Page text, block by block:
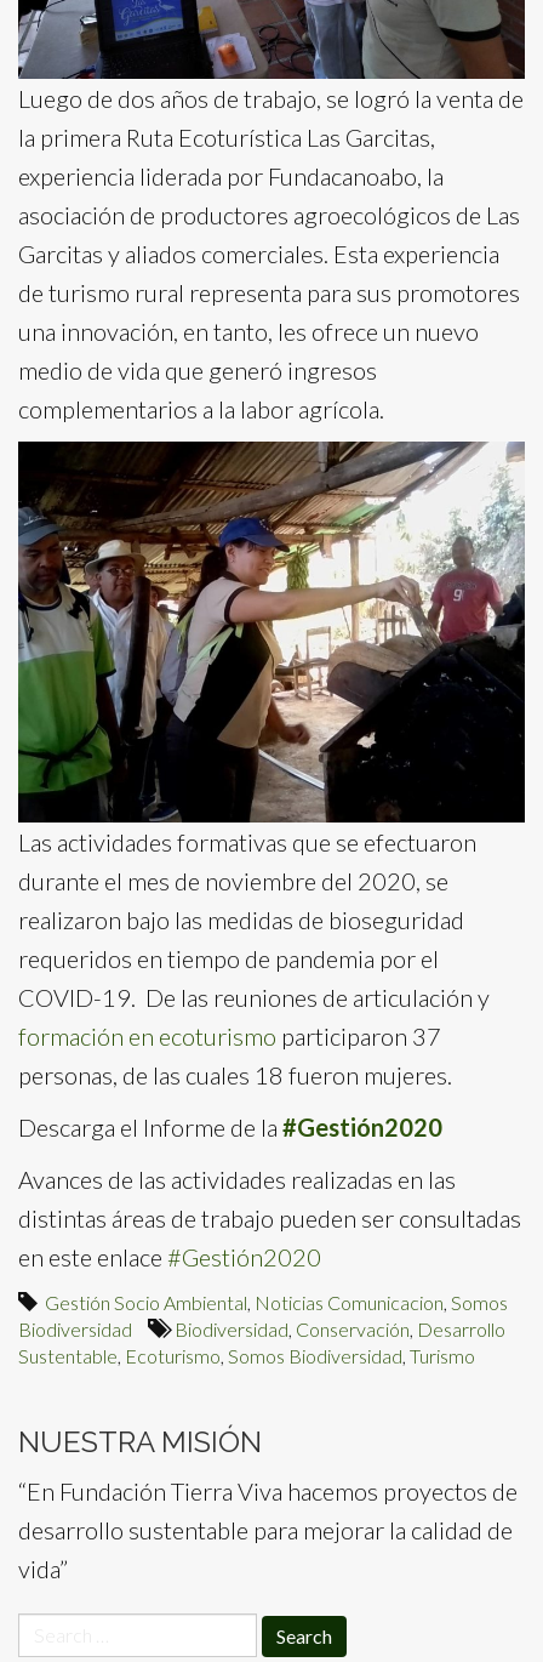
Luego de dos años de trabajo, se logró la venta de
la primera Ruta Ecoturística Las Garcitas,
experiencia liderada por Fundacanoabo, la
asociación de productores agroecológicos de Las
Garcitas y aliados comerciales. Esta experiencia
de turismo rural representa para sus promotores
una innovación, en tanto, les ofrece un nuevo
medio de vida que generó ingresos
complementarios a la labor agrícola.
Las actividades formativas que se efectuaron
durante el mes de noviembre del 2020, se
realizaron bajo las medidas de bioseguridad
requeridos en tiempo de pandemia por el
COVID-19. De las reuniones de articulación y
formación en ecoturismo participaron 37
personas, de las cuales 18 fueron mujeres.
Descarga el Informe de la #Gestión2020
Avances de las actividades realizadas en las
distintas áreas de trabajo pueden ser consultadas
en este enlace #Gestión2020
Gestión Socio Ambiental Noticias Comunicacion Somos
Biodiversidad
Biodiversidad Conservación Desarrollo
Sustentable Ecoturismo Somos Biodiversidad Turismo
NUESTRA MISIÓN
“En Fundación Tierra Viva hacemos proyectos de
desarrollo sustentable para mejorar la calidad de
vida”